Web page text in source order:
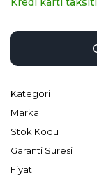
Kategori
Marka
Stok Kodu
Garanti Süresi
Fiyat